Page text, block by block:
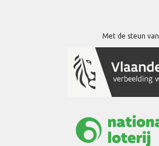
Met de steun van